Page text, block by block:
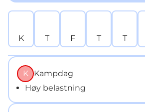
K T F T T
K
Kampdag
Høy belastning